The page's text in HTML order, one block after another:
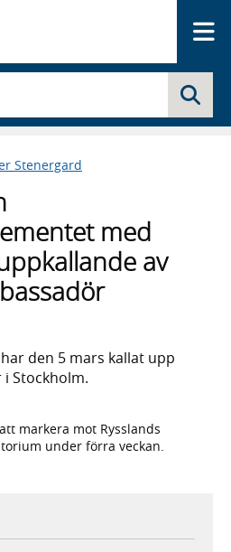
Stenergard
med
av
den 5 mars kallat upp
i Stockholm.
markera mot Rysslands
under förra veckan.